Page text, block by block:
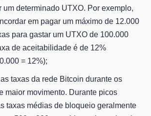
um determinado UTXO. Por exemplo,
em pagar um máximo de 12.000
para gastar um UTXO de 100.000
de aceitabilidade é de 12%
= 12%);
taxas da rede Bitcoin durante os
maior movimento. Durante picos
taxas médias de bloqueio geralmente